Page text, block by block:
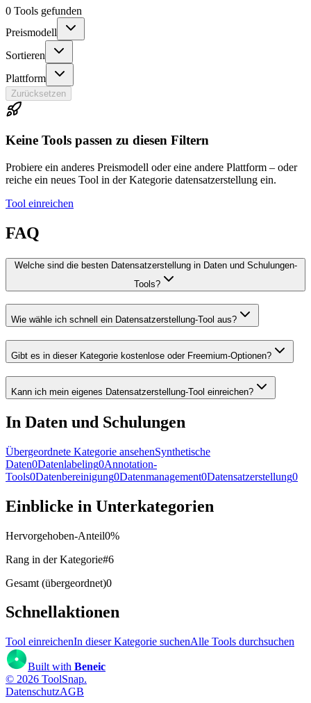
0 Tools gefunden
Preismodell
Sortieren
Plattform
Zurücksetzen
Keine Tools passen zu diesen Filtern
Probiere ein anderes Preismodell oder eine andere Plattform – oder
reiche ein neues Tool in der Kategorie datensatzerstellung ein.
Tool einreichen
FAQ
Welche sind die besten Datensatzerstellung in Daten und Schulungen-
Tools?
Wie wähle ich schnell ein Datensatzerstellung-Tool aus?
Gibt es in dieser Kategorie kostenlose oder Freemium-Optionen?
Kann ich mein eigenes Datensatzerstellung-Tool einreichen?
In Daten und Schulungen
Übergeordnete Kategorie ansehenSynthetische
Daten0Datenlabeling0Annotation-
Tools0Datenbereinigung0Datenmanagement0Datensatzerstellung0
Einblicke in Unterkategorien
Hervorgehoben-Anteil0%
Rang in der Kategorie#6
Gesamt (übergeordnet)0
Schnellaktionen
Tool einreichenIn dieser Kategorie suchenAlle Tools durchsuchen
Built with Beneic
© 2026 ToolSnap.
DatenschutzAGB